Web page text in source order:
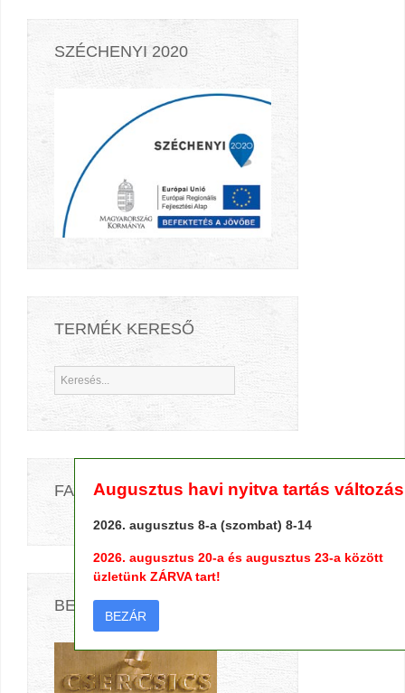
SZÉCHENYI 2020
TERMÉK KERESŐ
FACEBOOK
BESZÁLLÍTÓINK
Augusztus havi nyitva tartás
2026. augusztus 8-a (szombat) 8-14
2026. augusztus 20-a és augusztus 23-a között
üzletünk ZÁRVA tart!
BEZÁR